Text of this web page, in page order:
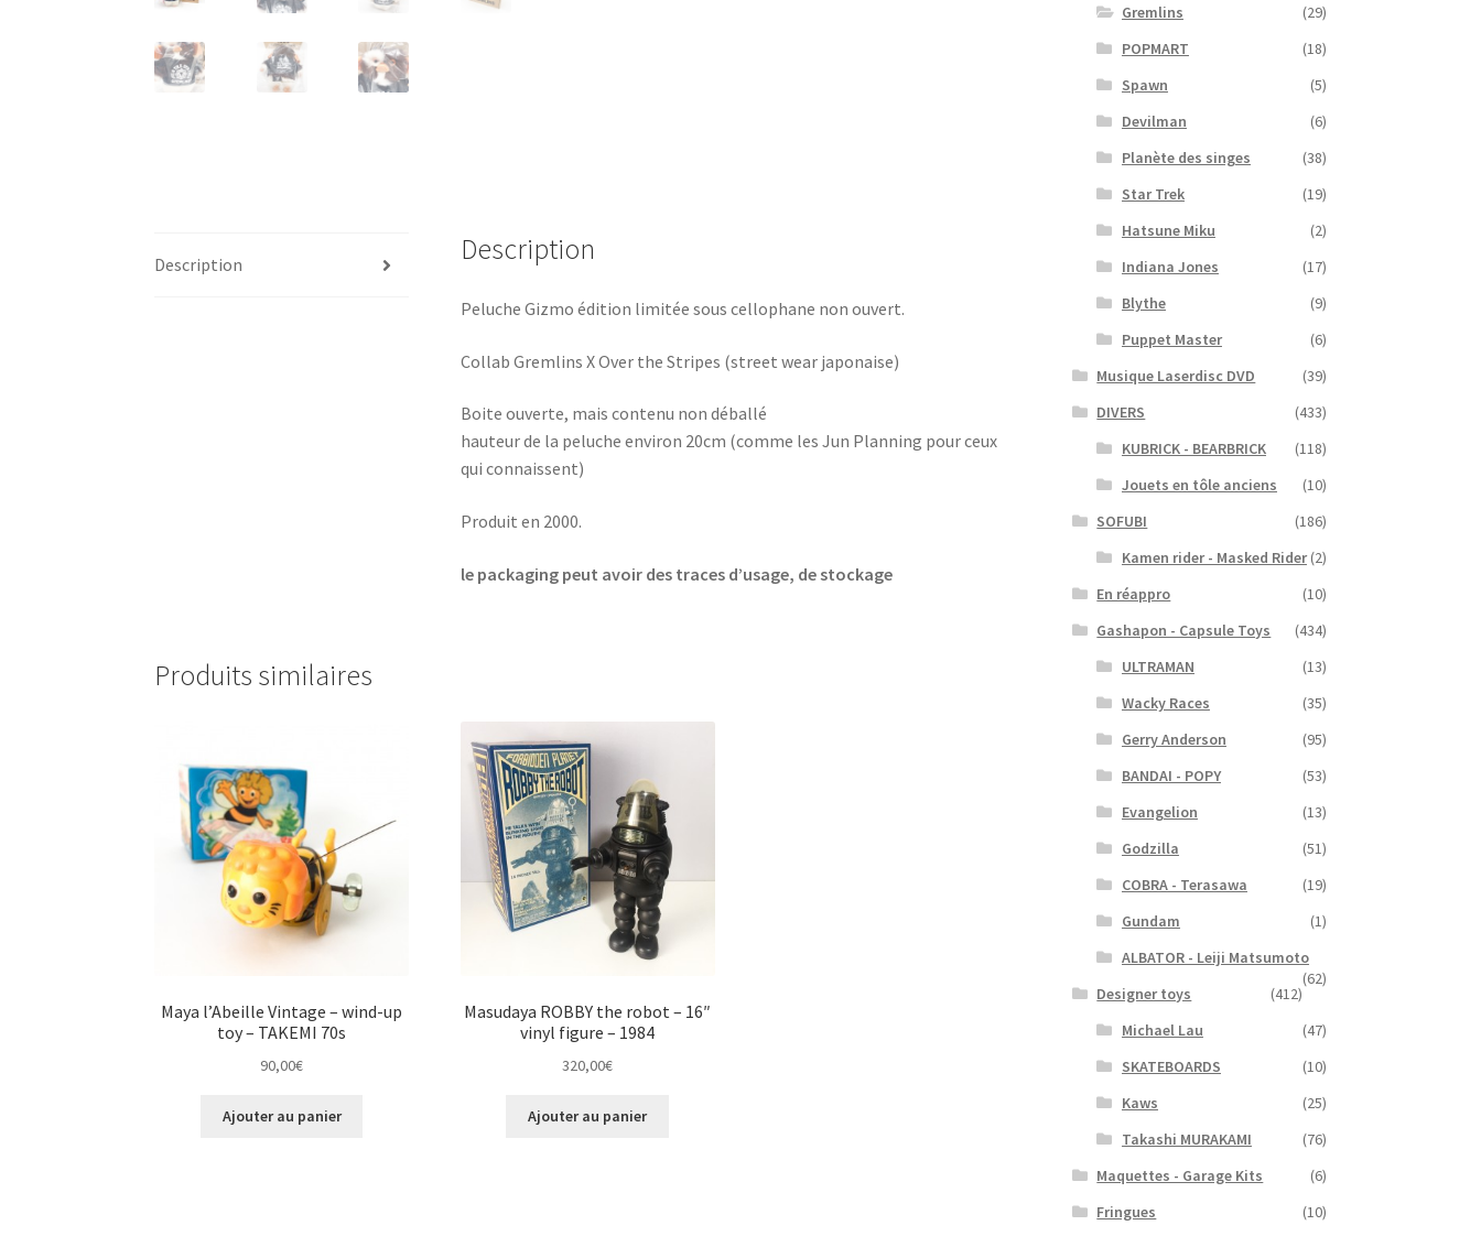
Description Description
Peluche Gizmo édition limitée sous cellophane non ouvert.
Collab Gremlins X Over the Stripes (street wear japonaise)
Boite ouverte, mais contenu non déballé
hauteur de la peluche environ 20cm (comme les Jun Planning pour ceux
qui connaissent)
Produit en 2000.
le packaging peut avoir des traces d’usage, de stockage
Produits similaires
Maya l’Abeille Vintage – wind-up
toy – TAKEMI 70s
90,00€
Ajouter au panier
Masudaya ROBBY the robot – 16″
vinyl figure – 1984
320,00€
Ajouter au panier
Gremlins
(29)
POPMART
(18)
Spawn
(5)
Devilman
(6)
Planète des singes
(38)
Star Trek
(19)
Hatsune Miku
(2)
Indiana Jones
(17)
Blythe
(9)
Puppet Master
(6)
Musique Laserdisc DVD
(39)
DIVERS
(433)
KUBRICK - BEARBRICK
(118)
Jouets en tôle anciens
(10)
SOFUBI
(186)
Kamen rider - Masked Rider (2)
En réappro
(10)
Gashapon - Capsule Toys
(434)
ULTRAMAN
(13)
Wacky Races
(35)
Gerry Anderson
(95)
BANDAI - POPY
(53)
Evangelion
(13)
Godzilla
(51)
COBRA - Terasawa
(19)
Gundam
(1)
ALBATOR - Leiji Matsumoto
(62)
Designer toys
(412)
Michael Lau
(47)
SKATEBOARDS
(10)
Kaws
(25)
Takashi MURAKAMI
(76)
Maquettes - Garage Kits
(6)
Fringues
(10)